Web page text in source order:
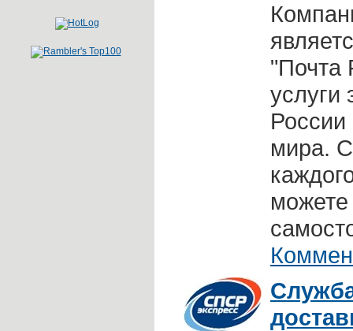
"Почта
услуги
России
мира.
можете